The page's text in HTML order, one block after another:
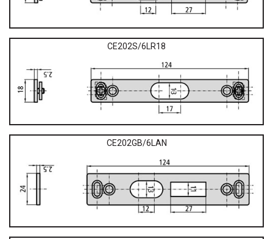
CE202S/6LR18
CE202GB/6LAN